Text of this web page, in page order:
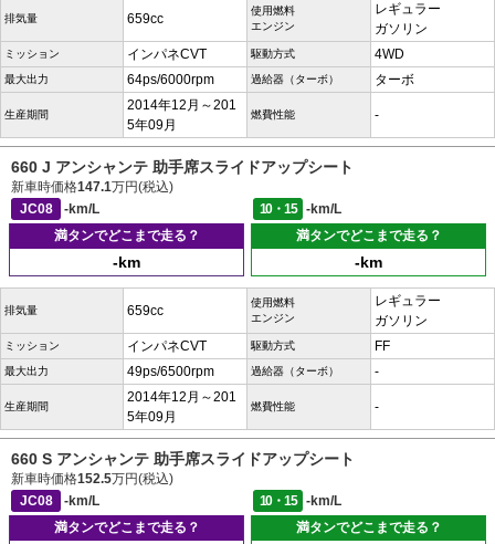
排気量 659cc
使用燃料
エンジン
レギュラー
ガソリン
ミッション インパネCVT 駆動方式 4WD
最大出力 64ps/6000rpm 過給器（ターボ） ターボ
生産期間
2014年12月～201
5年09月
燃費性能 -
660 J アンシャンテ 助手席スライドアップシート
新車時価格147.1万円(税込)
JC08
-km/L 10・15
-km/L
満タンでどこまで走る？
-km
満タンでどこまで走る？
-km
排気量 659cc
使用燃料
エンジン
レギュラー
ガソリン
ミッション インパネCVT 駆動方式 FF
最大出力 49ps/6500rpm 過給器（ターボ） -
生産期間
2014年12月～201
5年09月
燃費性能 -
660 S アンシャンテ 助手席スライドアップシート
新車時価格152.5万円(税込)
JC08
-km/L 10・15
-km/L
満タンでどこまで走る？
満タンでどこまで走る？